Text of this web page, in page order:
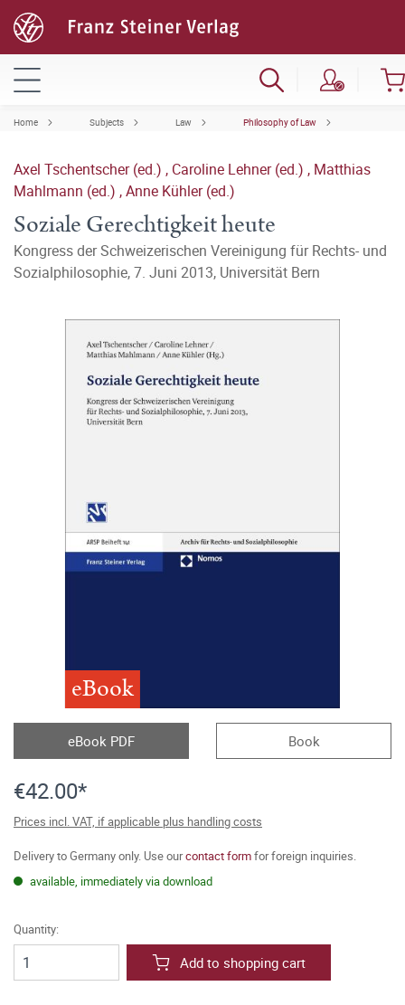
Home Subjects Law Philosophy of Law
Axel Tschentscher (ed.) , Caroline Lehner (ed.) , Matthias
Mahlmann (ed.) ,Anne Kühler (ed.)
Soziale Gerechtigkeit heute
Kongress der Schweizerischen Vereinigung für Rechts- und
Sozialphilosophie, 7. Juni 2013, Universität Bern
eBook
eBook PDF Book
€42.00*
Prices incl. VAT, if applicable plus handling costs
Delivery to Germany only. Use ourcontact formfor foreign inquiries.
available, immediately via download
Quantity:
Add to shopping cart